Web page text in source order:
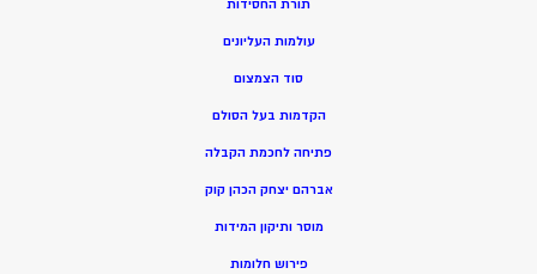
תורת החסידות
עולמות העליונים
סוד הצמצום
הקדמות בעל הסולם
פתיחה לחכמת הקבלה
אברהם יצחק הכהן קוק
מוסר ותיקון המידות
פירוש חלומות